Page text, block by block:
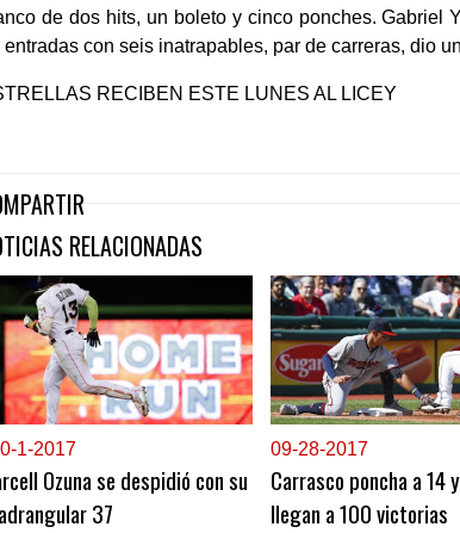
de dos hits, un boleto y cinco ponches. Gabriel
entradas con seis inatrapables, par de carreras, dio
RECIBEN ESTE LUNES AL LICEY
RELACIONADAS
1-2017
Ozuna se despidió con su
37
09-28-2017
Carrasco poncha a 14
llegan a 100 victorias